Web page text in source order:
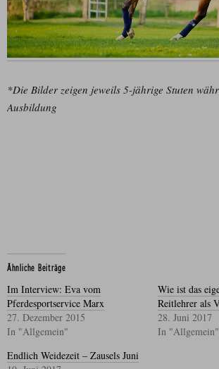
*Die Bilder zeigen jeweils 5-jährige Stuten
Ausbildung
Ähnliche Beiträge
Im Interview: Eva vom
Pferdesportservice Marx
27. Dezember 2015
In "Allgemein"
Wie ist das
Reitlehrer als
28. Juni 2017
In "Allgemein"
Endlich Weidezeit – Zausels Juni